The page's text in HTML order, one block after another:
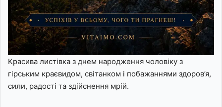
Красива листівка з днем народження чоловіку з
гірським краєвидом, світанком і побажаннями здоров’я,
сили, радості та здійснення мрій.